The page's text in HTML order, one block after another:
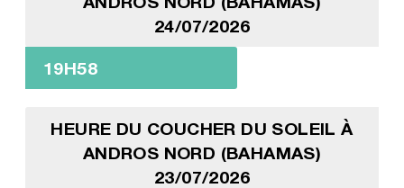
24/07/2026
19H58
HEURE DU COUCHER DU SOLEIL À
ANDROS NORD (BAHAMAS)
23/07/2026